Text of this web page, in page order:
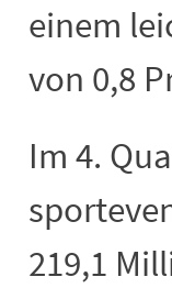
einem
von 0,8
Im 4.
219,1